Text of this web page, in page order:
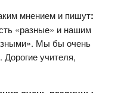
мнением и пишут:
«разные» и нашим
Мы бы очень
Дорогие учителя,